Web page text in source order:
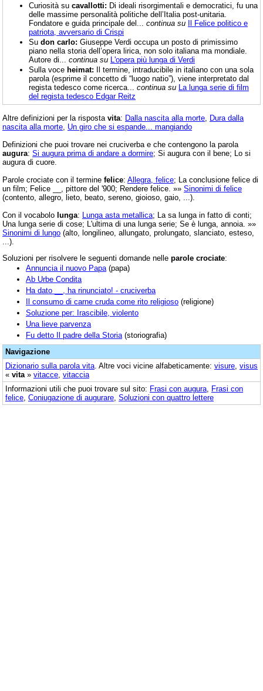
Curiosità su cavallotti: Di ideali risorgimentali e democratici, fu una
delle massime personalità politiche dell’Italia post-unitaria.
Fondatore e guida principale del... continua su Il Felice politico e
patriota, avversario di Crispi
Su don carlo: Giuseppe Verdi occupa un posto di primissimo
piano nella storia dell’opera lirica, non solo italiana ma mondiale.
Autore di... continua su L'opera più lunga di Verdi
Sulla voce heimat: Il termine, intraducibile in italiano con una sola
parola (esprime il concetto di “luogo natio”), viene interpretato dal
regista tedesco come ricerca... continua su La lunga serie di film
del regista tedesco Edgar Reitz
Altre definizioni per la risposta vita: Dalla nascita alla morte Dura dalla
nascita alla morte Un giro che si espande... mangiando
Definizioni che puoi trovare nei cruciverba e che contengono la parola
augura: Si augura prima di andare a dormire; Si augura con il bene; Lo si
augura di cuore.
Parole crociate con il termine felice: Allegra, felice; La conclusione felice di
un film; Felice __, pittore del '900; Rendere felice. »» Sinonimi di felice
(contento, allegro, lieto, beato, sereno, gioioso, gaio, ...).
Con il vocabolo lunga: Lunga asta metallica; La sa lunga in fatto di conti;
Una lunga serie di cose; L'ultima di una lunga serie; Se è lunga, annoia. »»
Sinonimi di lungo (alto, longilineo, allungato, prolungato, slanciato, esteso,
...).
Soluzioni per risolvere le seguenti domande nelle parole crociate:
Annuncia il nuovo Papa (papa)
Ab Urbe Condita
Ha dato __, ha rinunciato! - cruciverba
Il consumo di carne cruda come rito religioso (religione)
Soluzione per: Irascibile, violento
Una lieve parvenza
Fu detto Il padre della Storia (storiografia)
Navigazione
Dizionario sulla parola vita . Altre voci vicine alfabeticamente: visure visus
« vita » vitacce vitaccia
Informazioni utili che puoi trovare sul sito: Frasi con augura Frasi con
felice Coniugazione di augurare Soluzioni con quattro lettere